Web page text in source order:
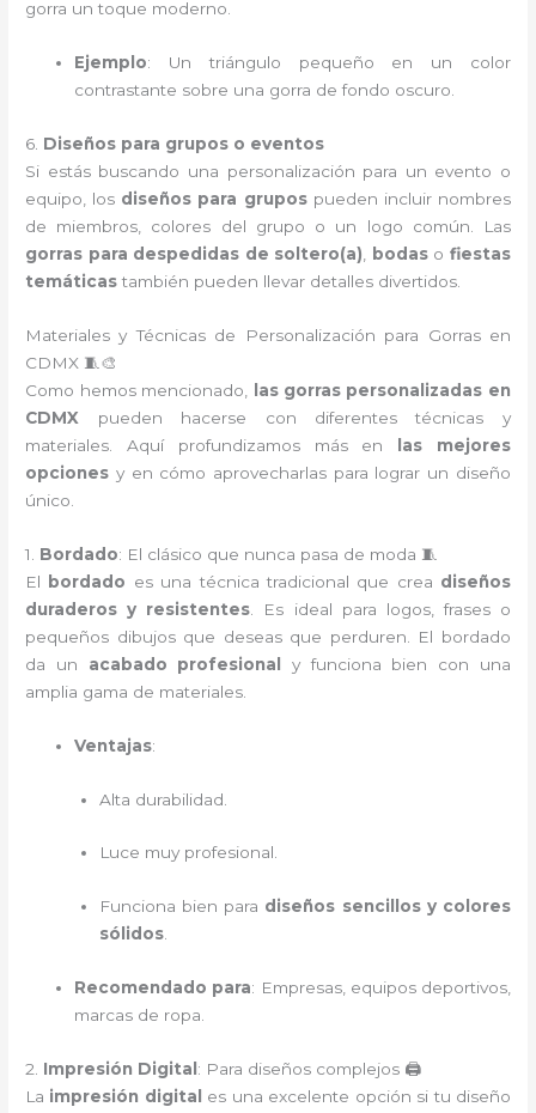
gorra un toque moderno.
Ejemplo: Un triángulo pequeño en un color
contrastante sobre una gorra de fondo oscuro.
6. Diseños para grupos o eventos
Si estás buscando una personalización para un evento o
equipo, los diseños para grupospueden incluir nombres
de miembros, colores del grupo o un logo común. Las
gorras para despedidas de soltero(a)
bodaso fiestas
temáticastambién pueden llevar detalles divertidos.
Materiales y Técnicas de Personalización para Gorras en
CDMX 🧵🎨
Como hemos mencionado,
las gorras personalizadas en
CDMX pueden hacerse con diferentes técnicas y
materiales. Aquí profundizamos más en
las mejores
opciones y en cómo aprovecharlas para lograr un diseño
único.
1. Bordado: El clásico que nunca pasa de moda 🧵
El
bordado es una técnica tradicional que crea diseños
duraderos y resistentes . Es ideal para logos, frases o
pequeños dibujos que deseas que perduren. El bordado
da un acabado profesional
y funciona bien con una
amplia gama de materiales.
Ventajas:
Alta durabilidad.
Luce muy profesional.
Funciona bien para diseños sencillos y colores
sólidos.
Recomendado para: Empresas, equipos deportivos,
marcas de ropa.
2. Impresión Digital : Para diseños complejos 🖨️
La impresión digital
es una excelente opción si tu diseño